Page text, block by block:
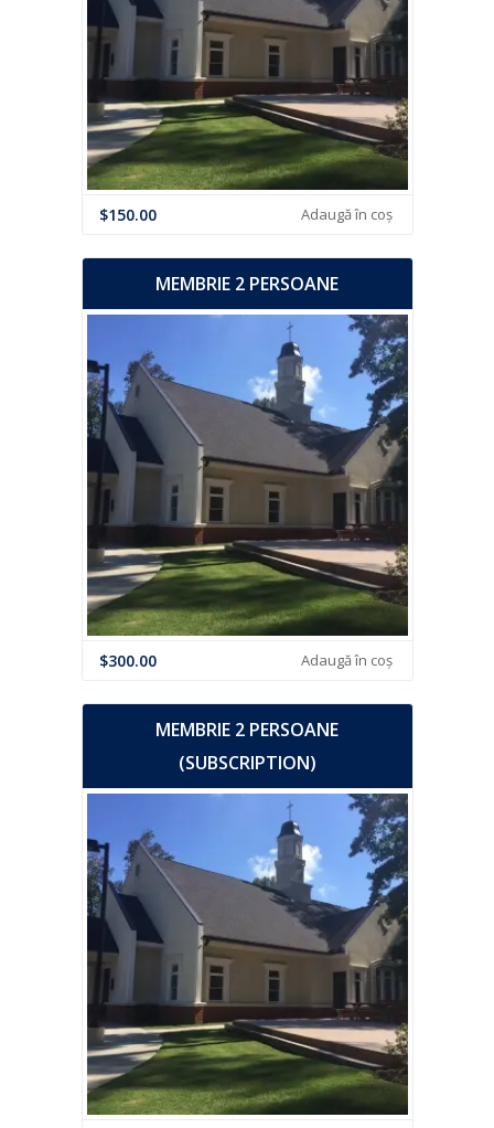
$150.00 Adaugă în coș
MEMBRIE 2 PERSOANE
$300.00 Adaugă în coș
MEMBRIE 2 PERSOANE
(SUBSCRIPTION)